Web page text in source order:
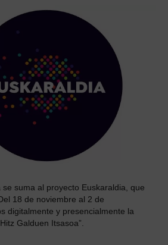
se suma al proyecto Euskaraldia, que
18 de noviembre al 2 de
digitalmente y presencialmente la
Galduen Itsasoa”.